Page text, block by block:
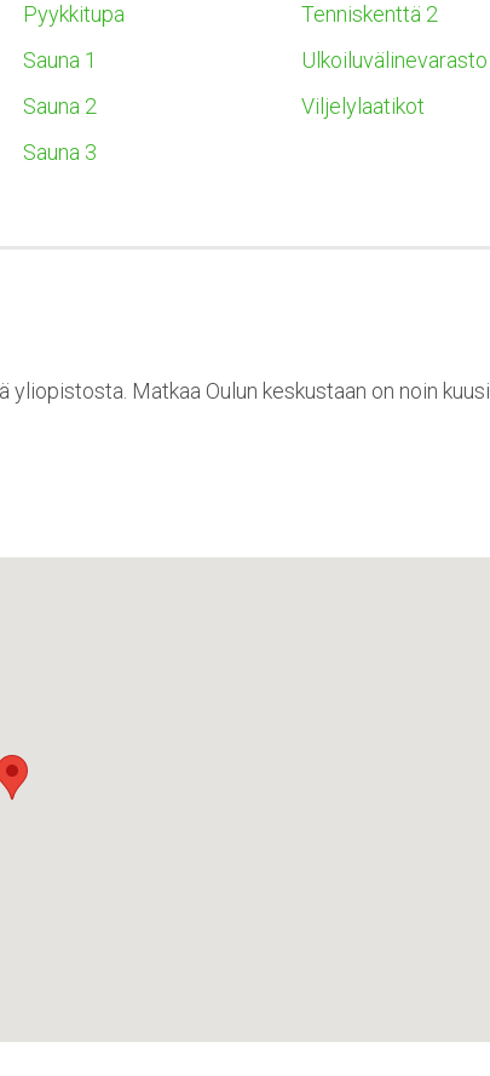
Pyykkitupa
Sauna 1
Sauna 2
Sauna 3
Tenniskenttä 2
Ulkoiluvälinevarasto
Viljelylaatikot
Matkaa Oulun keskustaan on noin kuusi